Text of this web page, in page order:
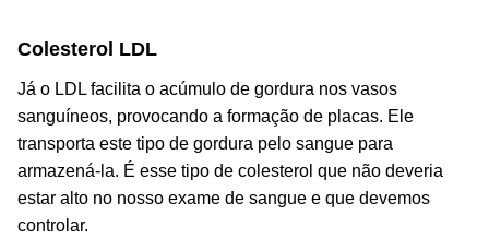
Colesterol LDL
Já o LDL facilita o acúmulo de gordura nos vasos
sanguíneos, provocando a formação de placas. Ele
transporta este tipo de gordura pelo sangue para
armazená-la. É esse tipo de colesterol que não deveria
estar alto no nosso exame de sangue e que devemos
controlar.